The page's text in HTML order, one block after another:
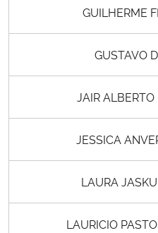
GUILHERME
GUSTAVO
JAIR
JESSICA
LAURA
LAURICIO